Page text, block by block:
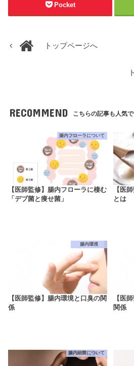
Pocket
トップページへ
RECOMMEND こちらの記事も人気で
腸内フローラについて
【医師監修】腸内フローラに棲む
「デブ菌と痩せ菌」
【医
とは
腸内環境
【医師監修】腸内環境と口臭の関
係
【医
関係
腸内細菌について